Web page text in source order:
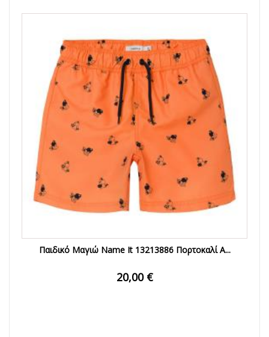
Παιδικό Μαγιώ Name It 13213886 Πορτοκαλί Α...
20,00 €